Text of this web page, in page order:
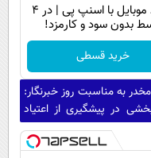
خرید موبایل با اسنپ پی | در ۴
بدون سود و کارمزد!
خرید قسطی
به مناسبت روز خبرنگار:
در پیشگیری از اعتیاد